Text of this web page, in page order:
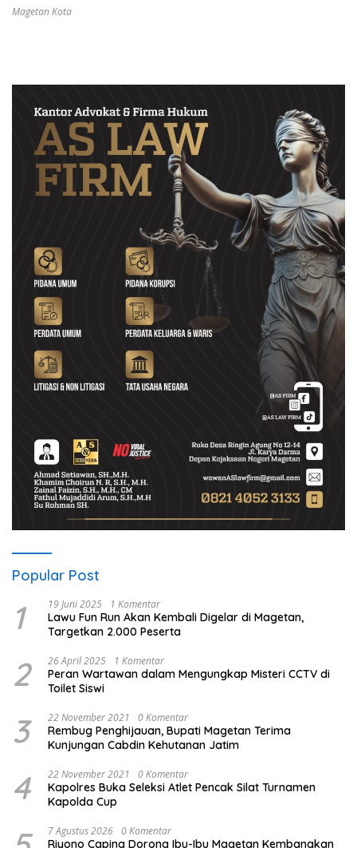
Magetan Kota
Popular Post
1 19 Juni 2025 1 Komentar
Lawu Fun Run Akan Kembali Digelar di Magetan,
Targetkan 2.000 Peserta
2 26 April 2025 1 Komentar
Peran Wartawan dalam Mengungkap Misteri CCTV di
Toilet Siswi
3 22 November 2021 0 Komentar
Rembug Penghijauan, Bupati Magetan Terima
Kunjungan Cabdin Kehutanan Jatim
4 22 November 2021 0 Komentar
Kapolres Buka Seleksi Atlet Pencak Silat Turnamen
Kapolda Cup
7 Agustus 2026 0 Komentar
Riyono Caping Dorong Ibu-Ibu Magetan Kembangkan